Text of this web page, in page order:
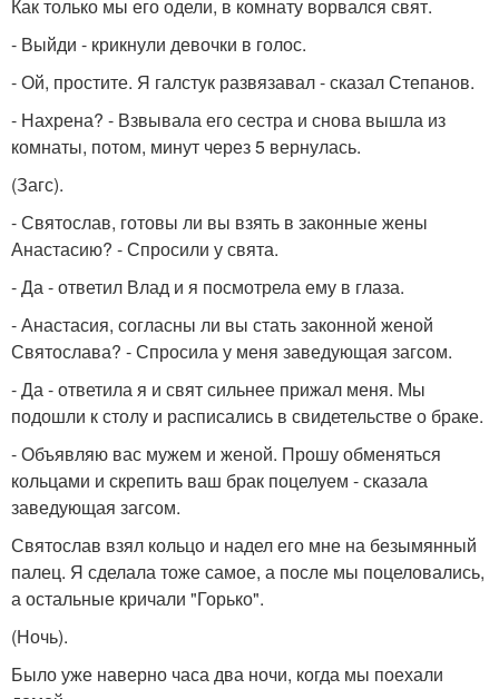
Как только мы его одели, в комнату ворвался свят.
- Выйди - крикнули девочки в голос.
- Ой, простите. Я галстук развязавал - сказал Степанов.
- Нахрена? - Взвывала его сестра и снова вышла из
комнаты, потом, минут через 5 вернулась.
(Загс).
- Святослав, готовы ли вы взять в законные жены
Анастасию? - Спросили у свята.
- Да - ответил Влад и я посмотрела ему в глаза.
- Анастасия, согласны ли вы стать законной женой
Святослава? - Спросила у меня заведующая загсом.
- Да - ответила я и свят сильнее прижал меня. Мы
подошли к столу и расписались в свидетельстве о браке.
- Объявляю вас мужем и женой. Прошу обменяться
кольцами и скрепить ваш брак поцелуем - сказала
заведующая загсом.
Святослав взял кольцо и надел его мне на безымянный
палец. Я сделала тоже самое, а после мы поцеловались,
а остальные кричали "Горько".
(Ночь).
Было уже наверно часа два ночи, когда мы поехали